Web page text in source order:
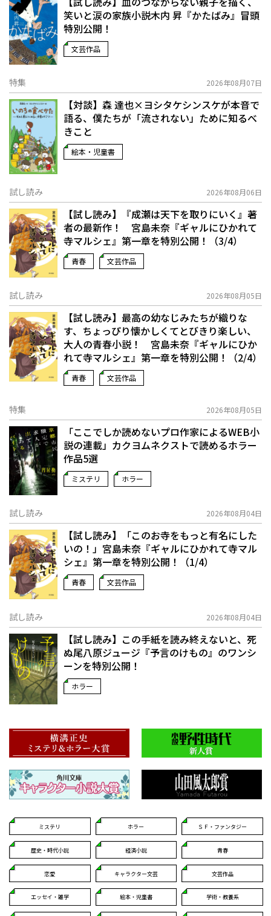
笑いと涙の家族小説――木内 昇『かたばみ』冒頭
特別公開！
文芸作品
特集 2026年08月07日
【対談】森 達也×ヨシタケシンスケが本音で
語る、僕たちが「流されない」ために知るべ
きこと
絵本・児童書
試し読み 2026年08月06日
【試し読み】『成瀬は天下を取りにいく』著
者の最新作！ 宮島未奈『ギャルにひかれて
寺マルシェ』第一章を特別公開！（3/4）
青春 文芸作品
試し読み 2026年08月05日
【試し読み】最高の幼なじみたちが織りな
す、ちょっぴり懐かしくてとびきり楽しい、
大人の青春小説！ 宮島未奈『ギャルにひか
れて寺マルシェ』第一章を特別公開！（2/4）
青春 文芸作品
特集 2026年08月05日
「ここでしか読めないプロ作家によるWEB小
説の連載」――カクヨムネクストで読めるホラー
作品5選
ミステリ ホラー
試し読み 2026年08月04日
【試し読み】「このお寺をもっと有名にした
いの！」宮島未奈『ギャルにひかれて寺マル
シェ』第一章を特別公開！（1/4）
青春 文芸作品
試し読み 2026年08月04日
【試し読み】この手紙を読み終えないと、死
ぬ――尾八原ジュージ『予言のけもの』のワンシ
ーンを特別公開！
ホラー
ミステリ ホラー ＳＦ・ファンタジー
歴史・時代小説 経済小説 青春
恋愛 キャラクター文芸 文芸作品
エッセイ・雑学 絵本・児童書 学術・教養系